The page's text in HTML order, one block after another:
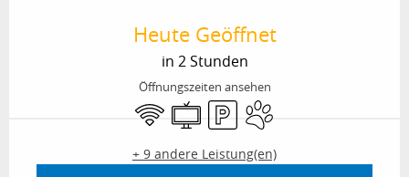
Heute Geöffnet
in 2 Stunden
Öffnungszeiten ansehen
Wi-Fi FernsehenParkplatzTiere erlaubt
+ 9 andere Leistung(en)